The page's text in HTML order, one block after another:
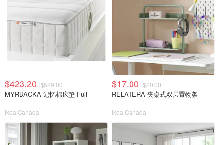
$423.20 $529.00
MYRBACKA 记忆棉床垫 Full
Ikea Canada
$17.00 $20.00
RELATERA 夹桌式双层置物架
Ikea Canada